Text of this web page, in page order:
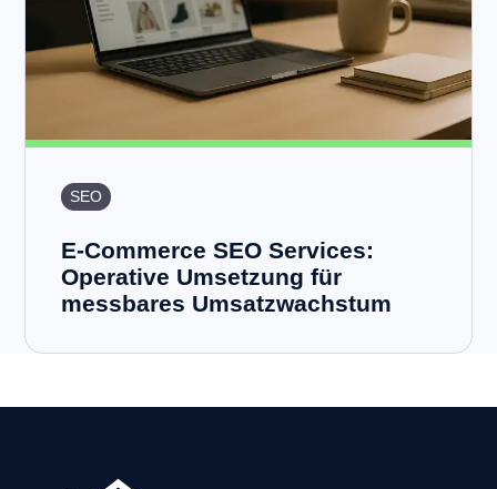
SEO
E-Commerce SEO Services:
Operative Umsetzung für
messbares Umsatzwachstum